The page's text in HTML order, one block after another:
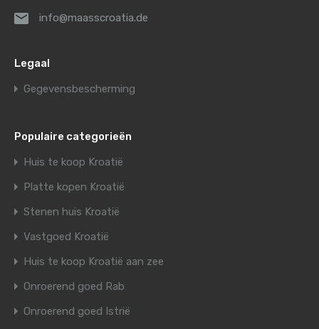
info@maasscroatia.de
Legaal
Gegevensbescherming
Populaire categorieën
Huis te koop Kroatië
Platte kopen Kroatië
Stenen huis Kroatië
Vastgoed Kroatië
Huis te koop Kroatië aan zee
Onroerend goed Rab
Onroerend goed Istrië